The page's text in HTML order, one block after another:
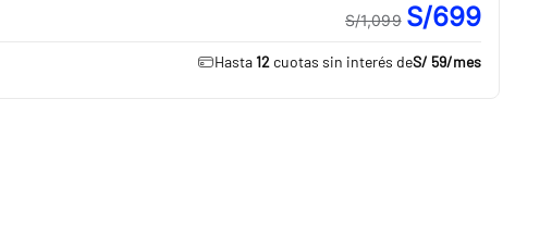
S/1,099 S/699
Hasta 12 cuotas sin interés deS/ 59/mes